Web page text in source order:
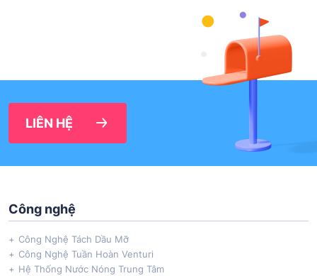
LIÊN HỆ
Công nghệ
Công Nghệ Tách Dầu Mỡ
Công Nghệ Tuần Hoàn Venturi
Hệ Thống Nước Nóng Trung Tâm